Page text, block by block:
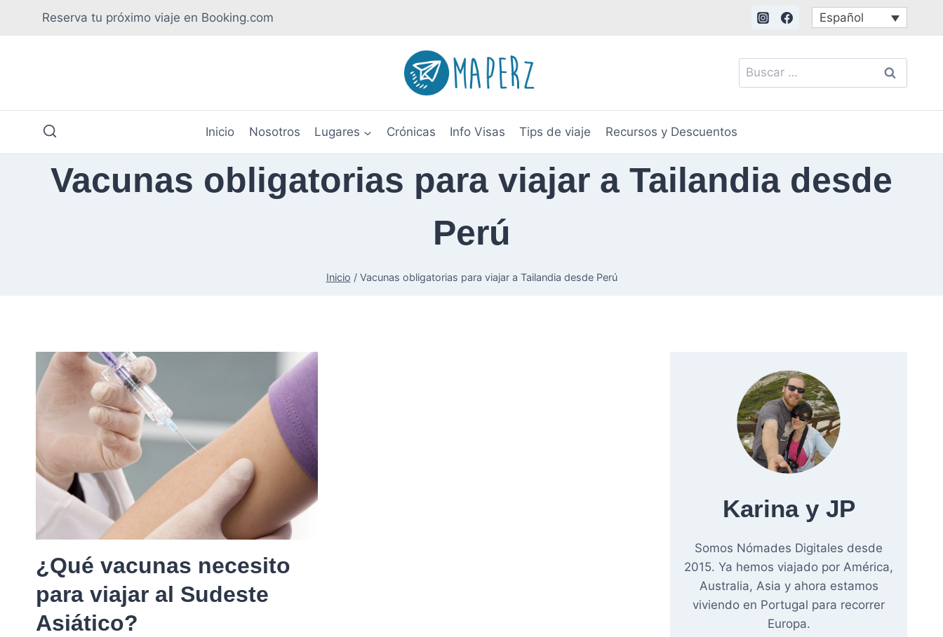
Reserva tu próximo viaje en Booking.com Español
Buscar:
Inicio Nosotros Lugares Crónicas Info Visas Tips de viaje Recursos y Descuentos
Vacunas obligatorias para viajar a Tailandia desde
Perú
Inicio / Vacunas obligatorias para viajar a Tailandia desde Perú
¿Qué vacunas necesito
para viajar al Sudeste
Asiático?
Karina y JP
Somos Nómades Digitales desde
2015. Ya hemos viajado por América,
Australia, Asia y ahora estamos
viviendo en Portugal para recorrer
Europa.